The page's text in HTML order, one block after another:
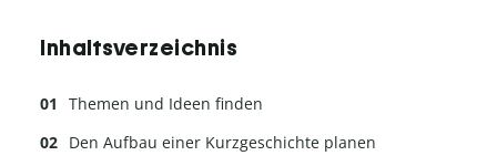
Inhaltsverzeichnis
Themen und Ideen finden
Den Aufbau einer Kurzgeschichte planen